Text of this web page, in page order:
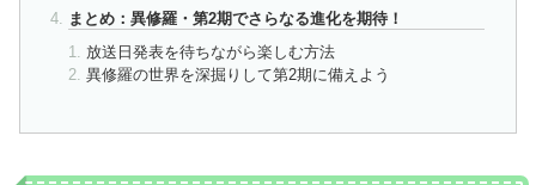
まとめ：異修羅・第2期でさらなる進化を期待！
放送日発表を待ちながら楽しむ方法
異修羅の世界を深掘りして第2期に備えよう